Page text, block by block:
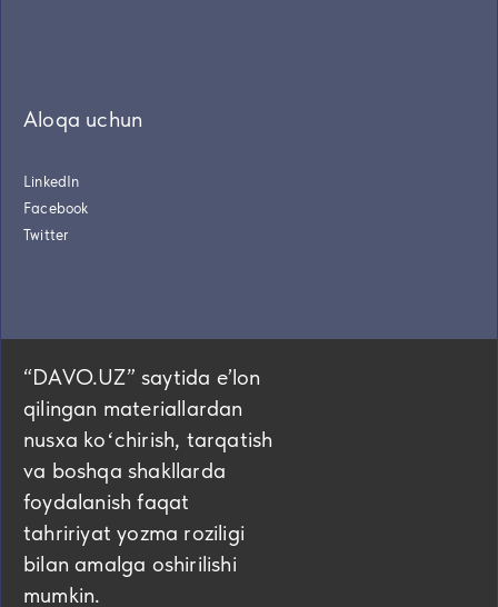
Aloqa uchun
LinkedIn
Facebook
Twitter
“DAVO.UZ” saytida eʼlon
qilingan materiallardan
nusxa koʻchirish, tarqatish
va boshqa shakllarda
foydalanish faqat
tahririyat yozma roziligi
bilan amalga oshirilishi
mumkin.